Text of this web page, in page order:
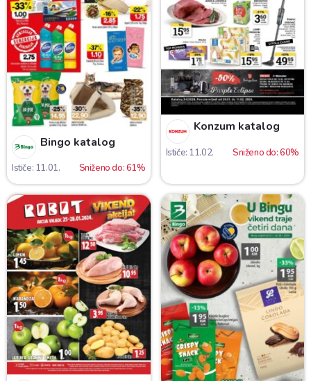
Bingo katalog
Ističe: 11.01. Sniženo do: 61%
Konzum katalog
Ističe: 11.02. Sniženo do: 60%